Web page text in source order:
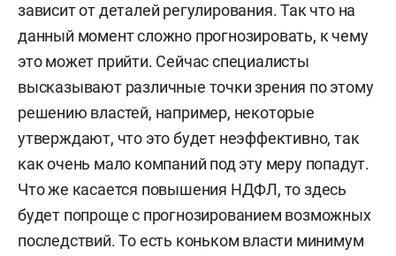
зависит от деталей регулирования. Так что на
данный момент сложно прогнозировать, к чему
это может прийти. Сейчас специалисты
высказывают различные точки зрения по этому
решению властей, например, некоторые
утверждают, что это будет неэффективно, так
как очень мало компаний под эту меру попадут.
Что же касается повышения НДФЛ, то здесь
будет попроще с прогнозированием возможных
последствий. То есть коньком власти минимум